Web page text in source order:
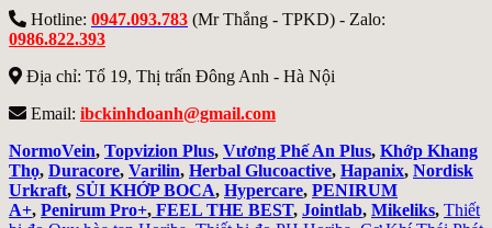
Hotline: 0947.093.783 (Mr Thắng - TPKD) - Zalo:
0986.822.393
Địa chỉ: Tổ 19, Thị trấn Đông Anh - Hà Nội
Email: ibckinhdoanh@gmail.com
NormoVein, Topvizion Plus, Vương Phế An Plus, Khớp Khang
Thọ, Duracore, Varilin, Herbal Glucoactive, Hapanix, Nordisk
Urkraft, SỦI KHỚP BOCA, Hypercare, PENIRUM
A+, Penirum Pro+, FEEL THE BEST, Jointlab, Mikeliks, Thiết